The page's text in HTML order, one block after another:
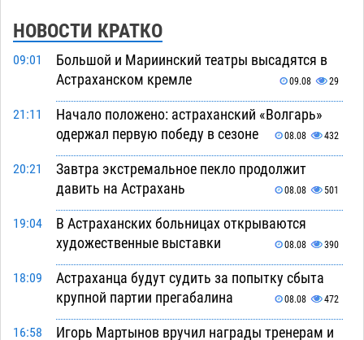
НОВОСТИ КРАТКО
09:01
Большой и Мариинский театры высадятся в
Астраханском кремле
09.08 29
21:11
Начало положено: астраханский «Волгарь»
одержал первую победу в сезоне
08.08 432
20:21
Завтра экстремальное пекло продолжит
давить на Астрахань
08.08 501
19:04
В Астраханских больницах открываются
художественные выставки
08.08 390
18:09
Астраханца будут судить за попытку сбыта
крупной партии прегабалина
08.08 472
16:58 Игорь Мартынов вручил награды тренерам и